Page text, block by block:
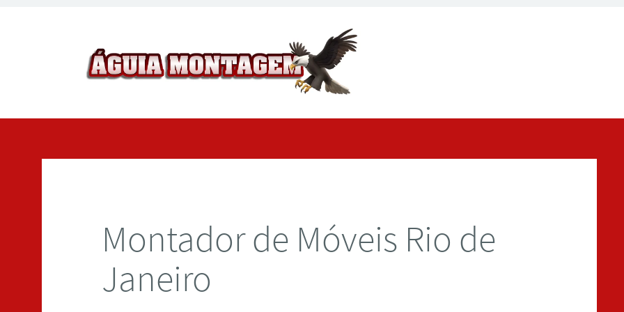
Montador de Móveis Rio de
Janeiro